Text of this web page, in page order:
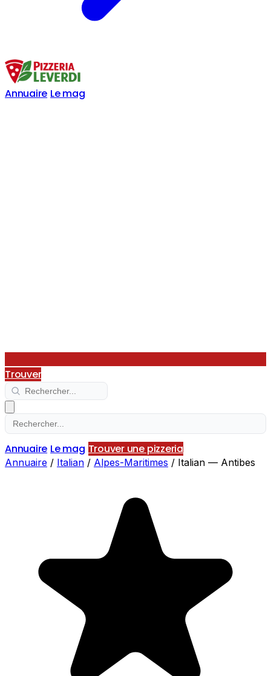
Annuaire Le mag
Trouver
Annuaire Le mag Trouver une pizzeria
Annuaire / Italian / Alpes-Maritimes / Italian — Antibes